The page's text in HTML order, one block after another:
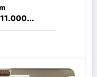
CO2